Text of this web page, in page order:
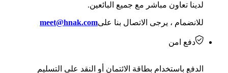
لدينا تعاون مباشر مع جميع البائعين.
للانضمام ، يرجى الاتصال بنا علىmeet@hnak.com
دفع امن
الدفع باستخدام بطاقة الائتمان أو النقد على التسليم